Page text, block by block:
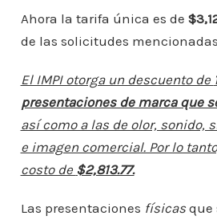
Ahora la tarifa única es de
de las solicitudes
El IMPI otorga un descuento de
presentaciones de marca que
así como a las de olor, sonido,
e imagen comercial. Por lo
costo de $2,813.77.
Las presentaciones físicasque